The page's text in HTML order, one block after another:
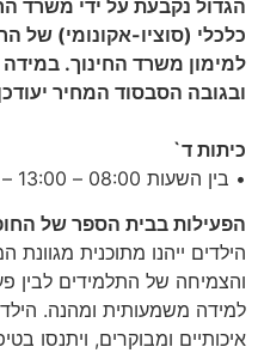
הגדול נקבעת על ידי משרד
כלכלי (סוציו-אקונומי) של
למימון משרד החינוך. במידה
ובגובה הסבסוד המחיר
כיתות ד`
• בין השעות 08:00 – 13:00 – 852 ש"ח
הפעילות בבית הספר של
הילדים ייהנו מתוכנית
והצמיחה של התלמידים לבין
למידה משמעותית ומהנה.
איכותיים ומבוקרים, ויתנסו